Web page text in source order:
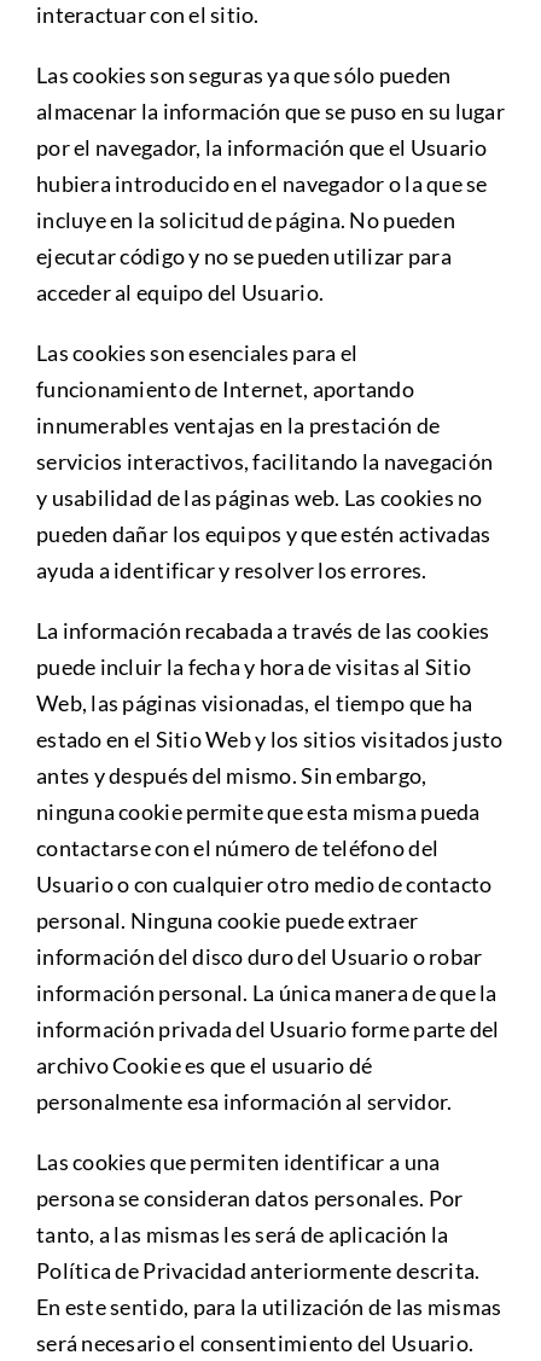
interactuar con el sitio.
Las cookies son seguras ya que sólo pueden
almacenar la información que se puso en su lugar
por el navegador, la información que el Usuario
hubiera introducido en el navegador o la que se
incluye en la solicitud de página. No pueden
ejecutar código y no se pueden utilizar para
acceder al equipo del Usuario.
Las cookies son esenciales para el
funcionamiento de Internet, aportando
innumerables ventajas en la prestación de
servicios interactivos, facilitando la navegación
y usabilidad de las páginas web. Las cookies no
pueden dañar los equipos y que estén activadas
ayuda a identificar y resolver los errores.
La información recabada a través de las cookies
puede incluir la fecha y hora de visitas al Sitio
Web, las páginas visionadas, el tiempo que ha
estado en el Sitio Web y los sitios visitados justo
antes y después del mismo. Sin embargo,
ninguna cookie permite que esta misma pueda
contactarse con el número de teléfono del
Usuario o con cualquier otro medio de contacto
personal. Ninguna cookie puede extraer
información del disco duro del Usuario o robar
información personal. La única manera de que la
información privada del Usuario forme parte del
archivo Cookie es que el usuario dé
personalmente esa información al servidor.
Las cookies que permiten identificar a una
persona se consideran datos personales. Por
tanto, a las mismas les será de aplicación la
Política de Privacidad anteriormente descrita.
En este sentido, para la utilización de las mismas
será necesario el consentimiento del Usuario.